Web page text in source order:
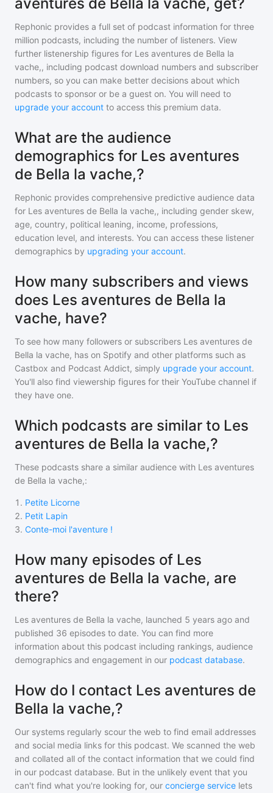
Rephonic provides a full set of podcast information for three
million podcasts, including the number of listeners. View
further listenership figures for Les aventures de Bella la
vache,, including podcast download numbers and subscriber
numbers, so you can make better decisions about which
podcasts to sponsor or be a guest on. You will need to
upgrade your account to access this premium data.
What are the audience
demographics for Les aventures
de Bella la vache,?
Rephonic provides comprehensive predictive audience data
for Les aventures de Bella la vache,, including gender skew,
age, country, political leaning, income, professions,
education level, and interests. You can access these listener
demographics by upgrading your account.
How many subscribers and views
does Les aventures de Bella la
vache, have?
To see how many followers or subscribers Les aventures de
Bella la vache, has on Spotify and other platforms such as
Castbox and Podcast Addict, simply upgrade your account.
You'll also find viewership figures for their YouTube channel if
they have one.
Which podcasts are similar to Les
aventures de Bella la vache,?
These podcasts share a similar audience with Les aventures
de Bella la vache,:
1 . Petite Licorne
2. Petit Lapin
3. Conte-moi l'aventure !
How many episodes of Les
aventures de Bella la vache, are
there?
Les aventures de Bella la vache, launched 5 years ago and
published 36 episodes to date. You can find more
information about this podcast including rankings, audience
demographics and engagement in our podcast database.
How do I contact Les aventures de
Bella la vache,?
Our systems regularly scour the web to find email addresses
and social media links for this podcast. We scanned the web
and collated all of the contact information that we could find
in our podcast database. But in the unlikely event that you
can't find what you're looking for, our concierge service lets